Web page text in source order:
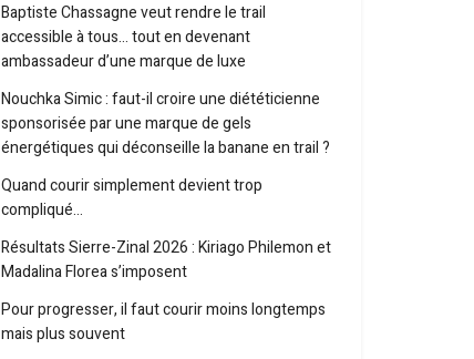
Baptiste Chassagne veut rendre le trail
accessible à tous… tout en devenant
ambassadeur d’une marque de luxe
Nouchka Simic : faut-il croire une diététicienne
sponsorisée par une marque de gels
énergétiques qui déconseille la banane en trail ?
Quand courir simplement devient trop
compliqué…
Résultats Sierre-Zinal 2026 : Kiriago Philemon et
Madalina Florea s’imposent
Pour progresser, il faut courir moins longtemps
mais plus souvent